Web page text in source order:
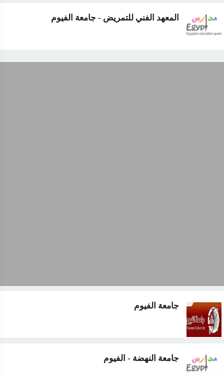
المعهد الفني للتمريض - جامعة الفيوم
جامعة الفيوم
جامعة النهضة - الفيوم